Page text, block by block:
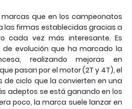
que en los campeonatos
las firmas establecidas gracias a
cada vez más interesante. Es
de evolución que ha marcado la
realizando mejoras en
pasan por el motor (2T y 4T), el
de ciclo que la convierten en una
adeptos se está ganando en los
poco, la marca suele lanzar en